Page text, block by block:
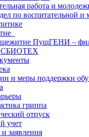
работа и
по воспитательной и
ПущГЕНИ –
и меры поддержки
гриппа
отпуск
учет
заявления